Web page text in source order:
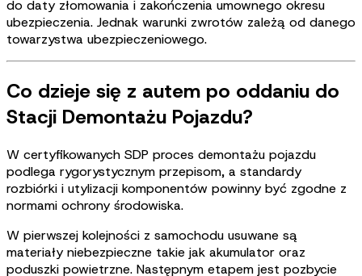
do daty złomowania i zakończenia umownego okresu
ubezpieczenia. Jednak warunki zwrotów zależą od danego
towarzystwa ubezpieczeniowego.
Co dzieje się z autem po oddaniu do
Stacji Demontażu Pojazdu?
W certyfikowanych SDP proces demontażu pojazdu
podlega rygorystycznym przepisom, a standardy
rozbiórki i utylizacji komponentów powinny być zgodne z
normami ochrony środowiska.
W pierwszej kolejności z samochodu usuwane są
materiały niebezpieczne takie jak akumulator oraz
poduszki powietrzne. Następnym etapem jest pozbycie